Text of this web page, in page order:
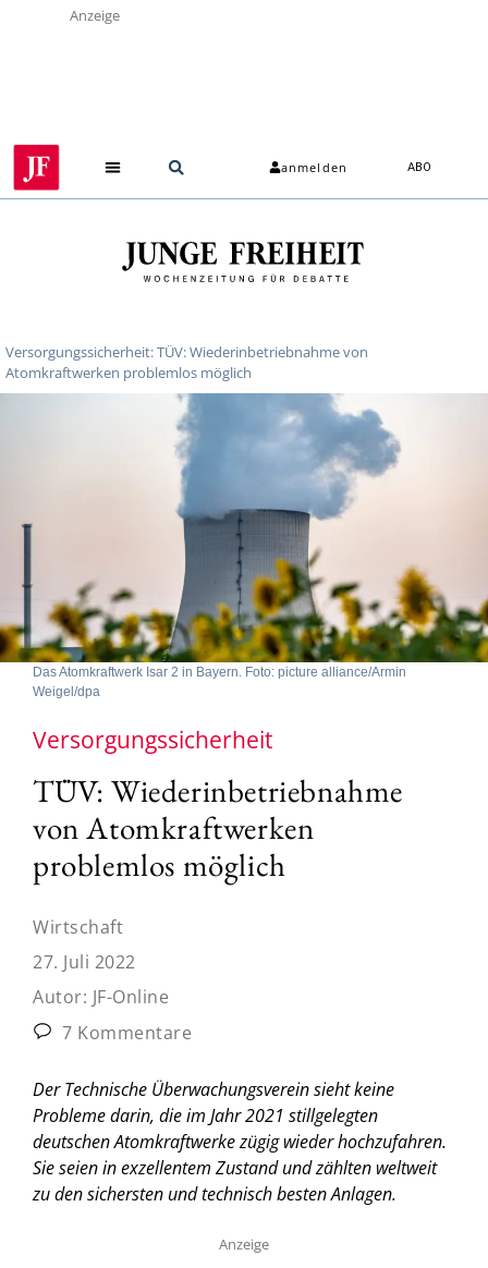
Anzeige
anmelden ABO
Versorgungssicherheit: TÜV: Wiederinbetriebnahme von
Atomkraftwerken problemlos möglich
Das Atomkraftwerk Isar 2 in Bayern. Foto: picture alliance/Armin
Weigel/dpa
Versorgungssicherheit
TÜV: Wiederinbetriebnahme
von Atomkraftwerken
problemlos möglich
Wirtschaft
27. Juli 2022
Autor: JF-Online
7 Kommentare
Der Technische Überwachungsverein sieht keine
Probleme darin, die im Jahr 2021 stillgelegten
deutschen Atomkraftwerke zügig wieder hochzufahren.
Sie seien in exzellentem Zustand und zählten weltweit
zu den sichersten und technisch besten Anlagen.
Anzeige